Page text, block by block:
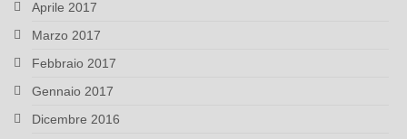
Aprile 2017
Marzo 2017
Febbraio 2017
Gennaio 2017
Dicembre 2016